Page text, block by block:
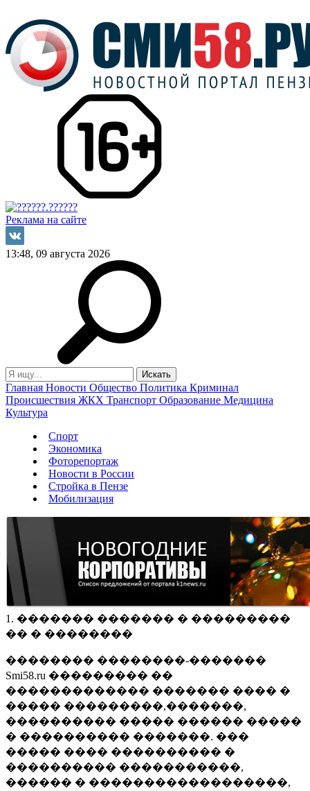
Реклама на сайте
13:48, 09 августа 2026
Главная Новости Общество Политика Криминал
Происшествия ЖКХ Транспорт Образование Медицина
Культура
Спорт
Экономика
Фоторепортаж
Новости в России
Стройка в Пензе
Мобилизация
1. ������� ������� � ���������
�� � ��������
�������� ��������-�������
Smi58.ru ��������� ��
������������� ������� ���� �
����� ���������,�������,
���������� ����� ������ �����
� ���������� �������. ���
����� ���� ���������� �
���������� �����������,
������ � ������������������,